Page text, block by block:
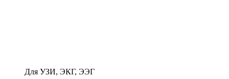
Для УЗИ, ЭКГ, ЭЭГ